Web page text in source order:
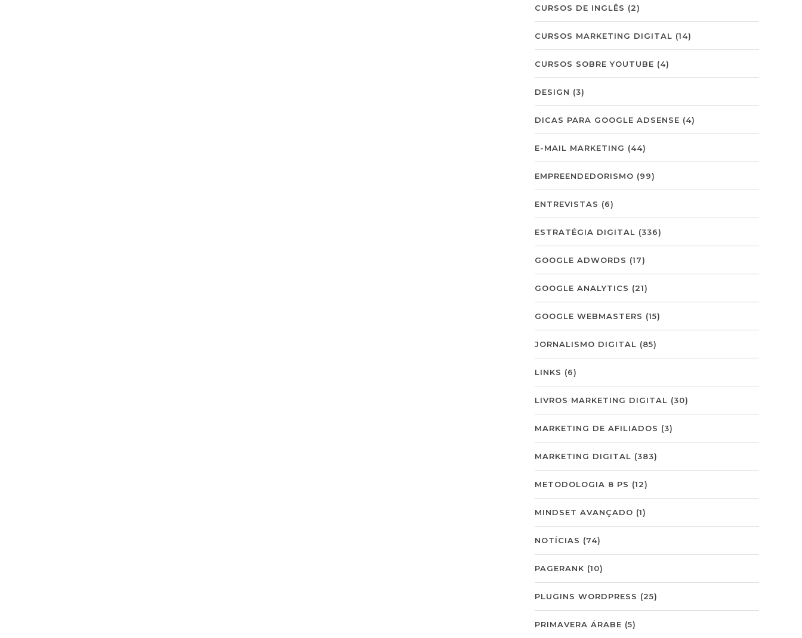
CURSOS DE INGLÊS (2)
CURSOS MARKETING DIGITAL (14)
CURSOS SOBRE YOUTUBE (4)
DESIGN (3)
DICAS PARA GOOGLE ADSENSE (4)
E-MAIL MARKETING (44)
EMPREENDEDORISMO (99)
ENTREVISTAS (6)
ESTRATÉGIA DIGITAL (336)
GOOGLE ADWORDS (17)
GOOGLE ANALYTICS (21)
GOOGLE WEBMASTERS (15)
JORNALISMO DIGITAL (85)
LINKS (6)
LIVROS MARKETING DIGITAL (30)
MARKETING DE AFILIADOS (3)
MARKETING DIGITAL (383)
METODOLOGIA 8 PS (12)
MINDSET AVANÇADO (1)
NOTÍCIAS (74)
PAGERANK (10)
PLUGINS WORDPRESS (25)
PRIMAVERA ÁRABE (5)